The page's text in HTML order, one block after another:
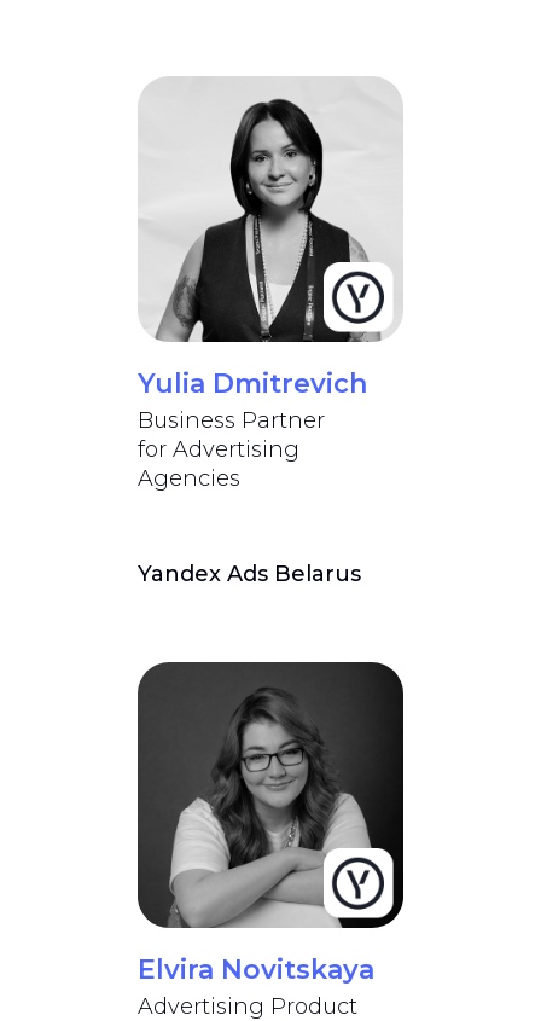
Yulia Dmitrevich
Business Partner
for Advertising
Agencies
Yandex Ads Belarus
Elvira Novitskaya
Advertising Product